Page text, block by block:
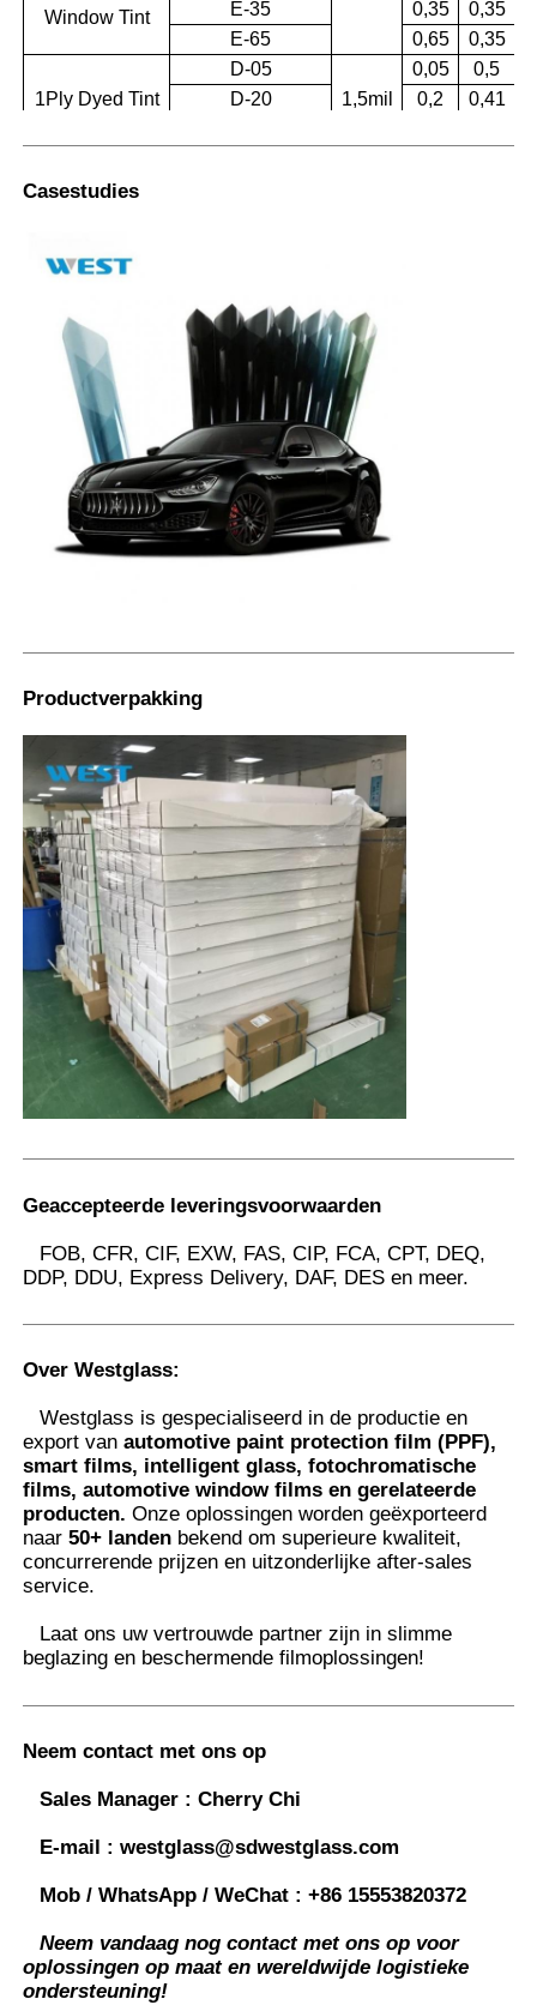
Window Tint
E-35 0,35
0,35
E-65
0,65 0,35
1Ply Dyed Tint
D-05
1,5mil
0,05 0,5
D-20
0,2 0,41
Casestudies
Productverpakking
Geaccepteerde leveringsvoorwaarden
FOB, CFR, CIF, EXW, FAS, CIP, FCA, CPT, DEQ,
DDP, DDU, Express Delivery, DAF, DES en meer.
Over Westglass:
Westglass is gespecialiseerd in de productie en
export vanautomotive paint protection film (PPF),
smart films, intelligent glass, fotochromatische
films, automotive window films en gerelateerde
producten. Onze oplossingen worden geëxporteerd
naar50+ landen bekend om superieure kwaliteit,
concurrerende prijzen en uitzonderlijke after-sales
service.
Laat ons uw vertrouwde partner zijn in slimme
beglazing en beschermende filmoplossingen!
Neem contact met ons op
Sales Manager : Cherry Chi
E-mail : westglass@sdwestglass.com
Mob / WhatsApp / WeChat : +86 15553820372
Neem vandaag nog contact met ons op voor
oplossingen op maat en wereldwijde logistieke
ondersteuning!